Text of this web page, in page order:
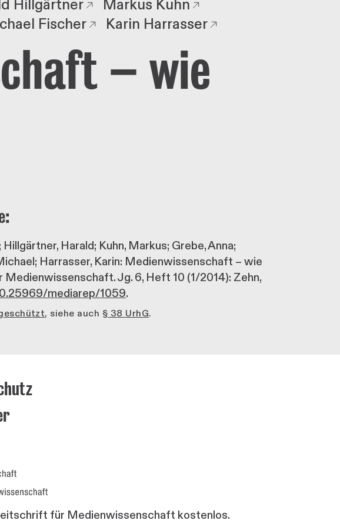
Hillgärtner
Markus Kuhn
Fischer Karin Harrasser
– wie
Harald; Kuhn, Markus; Grebe, Anna;
Harrasser, Karin: Medienwissenschaft – wie
Jg. 6, Heft 10 (1/2014): Zehn,
mediarep/1059.
, siehe auch § 38 UrhG.
für Medienwissenschaft kostenlos.